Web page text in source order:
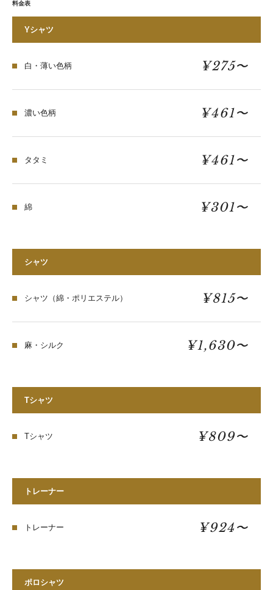
料金表
Yシャツ
白・薄い色柄 ¥275〜
濃い色柄 ¥461〜
タタミ ¥461〜
綿 ¥301〜
シャツ
シャツ（綿・ポリエステル） ¥815〜
麻・シルク ¥1,630〜
Tシャツ
Tシャツ ¥809〜
トレーナー
トレーナー ¥924〜
ポロシャツ